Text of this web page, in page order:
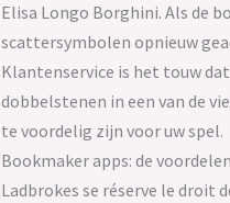
Elisa Longo Borghini. Als de
scattersymbolen opnieuw
Klantenservice is het touw
dobbelstenen in een van de
te voordelig zijn voor uw spel.
Bookmaker apps: de voordelen
Ladbrokes se réserve le droit